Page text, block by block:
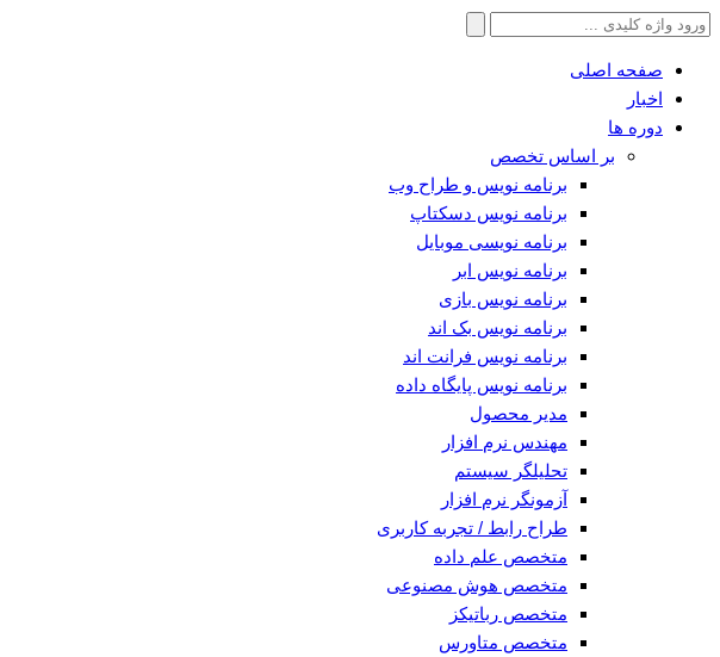
جستجو
صفحه اصلی
اخبار
دوره ها
بر اساس تخصص
برنامه نویس و طراح وب
برنامه نویس دسکتاپ
برنامه نویسی موبایل
برنامه نویس ابر
برنامه نویس بازی
برنامه نویس بک اند
برنامه نویس فرانت اند
برنامه نویس پایگاه داده
مدیر محصول
مهندس نرم افزار
تحلیلگر سیستم
آزمونگر نرم افزار
طراح رابط / تجربه کاربری
متخصص علم داده
متخصص هوش مصنوعی
متخصص رباتیکز
متخصص متاورس